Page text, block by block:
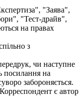
"Заява",
"Тест-драйв",
на правах
з
чи наступне
посилання на
забороняється.
є автор